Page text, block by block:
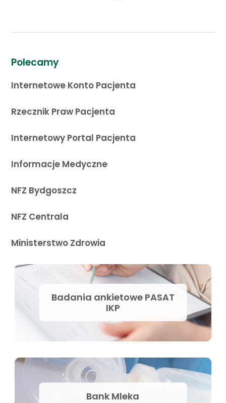
Polecamy
Internetowe Konto Pacjenta
Rzecznik Praw Pacjenta
Internetowy Portal Pacjenta
Informacje Medyczne
NFZ Bydgoszcz
NFZ Centrala
Ministerstwo Zdrowia
Badania ankietowe PASAT
IKP
Bank Mleka